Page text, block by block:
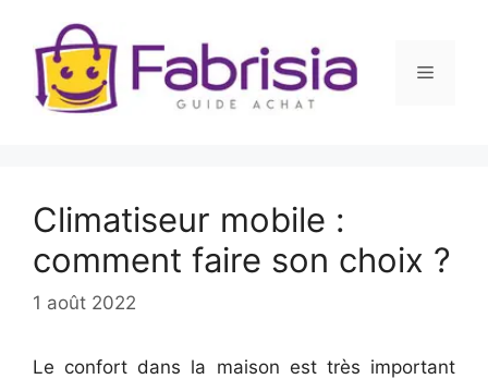
contenu
Menu
Climatiseur mobile :
comment faire son choix ?
1 août 2022
Le confort dans la maison est très important